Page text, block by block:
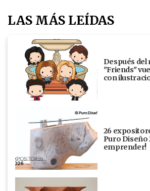
LAS MÁS LEÍDAS
Después
"Friends"
con
26
Puro Diseño
emprender!